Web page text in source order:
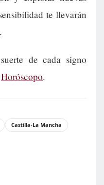
te llevarán
de cada signo
Horóscopo.
Castilla-La Mancha